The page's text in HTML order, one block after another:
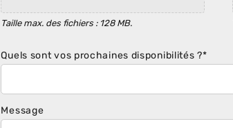
Taille max. des fichiers : 128 MB.
Quels sont vos prochaines disponibilités ?*
Message